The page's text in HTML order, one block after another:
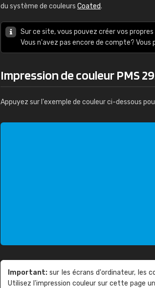
du système de couleurs Coated.
Sur ce site, vous pouvez créer vos
Vous n'avez pas encore de compte? Vous
Impression de couleur PMS
Appuyez sur l'exemple de couleur ci-dessous
Important: sur les écrans d'ordinateur, les
Utilisez l'impression couleur sur cette page